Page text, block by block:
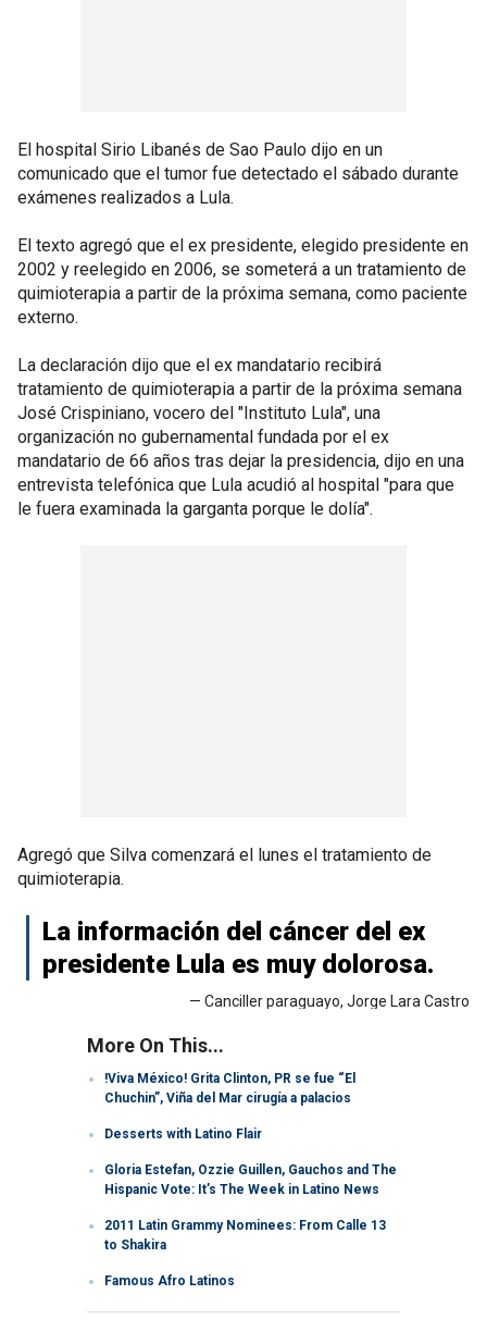
El hospital Sirio Libanés de Sao Paulo dijo en un
comunicado que el tumor fue detectado el sábado durante
exámenes realizados a Lula.
El texto agregó que el ex presidente, elegido presidente en
2002 y reelegido en 2006, se someterá a un tratamiento de
quimioterapia a partir de la próxima semana, como paciente
externo.
La declaración dijo que el ex mandatario recibirá
tratamiento de quimioterapia a partir de la próxima semana
José Crispiniano, vocero del "Instituto Lula", una
organización no gubernamental fundada por el ex
mandatario de 66 años tras dejar la presidencia, dijo en una
entrevista telefónica que Lula acudió al hospital "para que
le fuera examinada la garganta porque le dolía".
Agregó que Silva comenzará el lunes el tratamiento de
quimioterapia.
La información del cáncer del ex
presidente Lula es muy dolorosa.
— Canciller paraguayo, Jorge Lara Castro
More On This...
!Viva México! Grita Clinton, PR se fue “El
Chuchin”, Viña del Mar cirugía a palacios
Desserts with Latino Flair
Gloria Estefan, Ozzie Guillen, Gauchos and The
Hispanic Vote: It’s The Week in Latino News
2011 Latin Grammy Nominees: From Calle 13
to Shakira
Famous Afro Latinos